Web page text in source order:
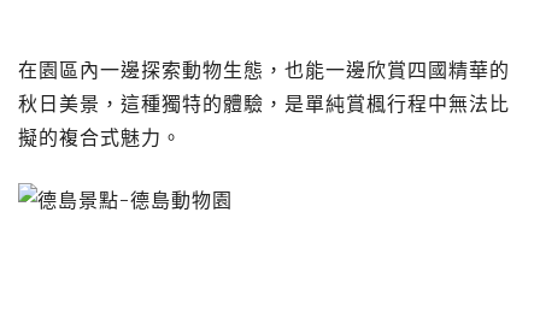
在園區內一邊探索動物生態，也能一邊欣賞四國精華的
秋日美景，這種獨特的體驗，是單純賞楓行程中無法比
擬的複合式魅力。